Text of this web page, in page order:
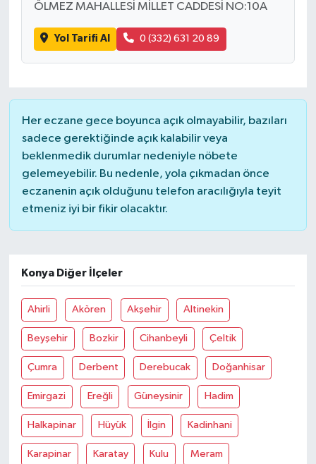
ÖLMEZ MAHALLESİ MİLLET CADDESİ NO:10A
Yol Tarifi Al 0 (332) 631 20 89
Her eczane gece boyunca açık olmayabilir, bazıları
sadece gerektiğinde açık kalabilir veya
beklenmedik durumlar nedeniyle nöbete
gelemeyebilir. Bu nedenle, yola çıkmadan önce
eczanenin açık olduğunu telefon aracılığıyla teyit
etmeniz iyi bir fikir olacaktır.
Konya Diğer İlçeler
Ahirli Akören Akşehir Altinekin
Beyşehir Bozkir Cihanbeyli Çeltik
Çumra Derbent Derebucak Doğanhisar
Emirgazi Ereğli Güneysinir Hadim
Halkapinar Hüyük İlgin Kadinhani
Karapinar Karatay Kulu Meram